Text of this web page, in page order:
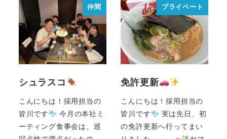
仲間
シュラスコ
こんにちは！採用担当の
皆川です
今月の本社ミ
ーティング食事会は、巡
プライベート
免許更新
こんにちは！採用担当の
皆川です
実は先日、初
の免許更新へ行ってまい